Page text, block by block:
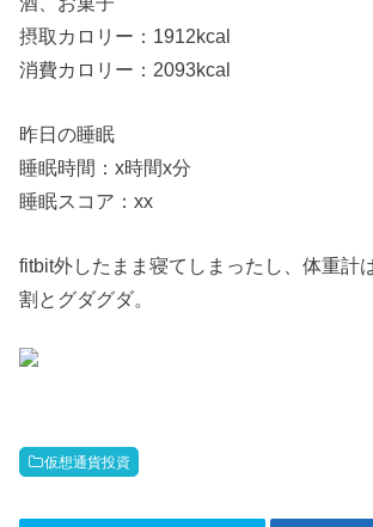
摂取カロリー：1912kcal
消費カロリー：2093kcal
昨日の睡眠
睡眠時間：x時間x分
睡眠スコア：xx
fitbit外したまま寝てしまったし、体重計
割とグダグダ。
仮想通貨投資